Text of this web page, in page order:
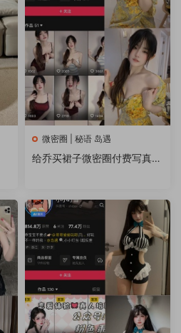
微密圈 | 秘语 岛遇
给乔买裙子微密圈付费写真&